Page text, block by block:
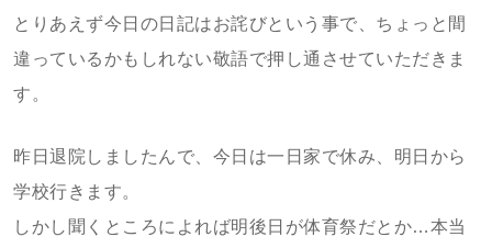
とりあえず今日の日記はお詫びという事で、ちょっと間
違っているかもしれない敬語で押し通させていただきま
す。
昨日退院しましたんで、今日は一日家で休み、明日から
学校行きます。
しかし聞くところによれば明後日が体育祭だとか…本当